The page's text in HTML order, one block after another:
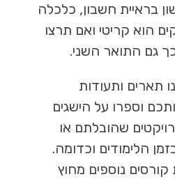
בראיית חשבון, כלכלה
הוא קריטי ואם תרצו
גם התואר השני.
תארים ותעודות
וספרו על הישגים
שהובלתם או
הלימודים וכדומה.
נוספים מחוץ